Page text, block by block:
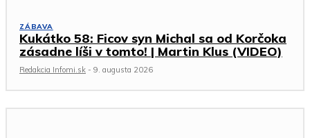
ZÁBAVA
Kukátko 58: Ficov syn Michal sa od Korčoka
zásadne líši v tomto! | Martin Klus (VIDEO)
Redakcia Infomi.sk - 9. augusta 2026